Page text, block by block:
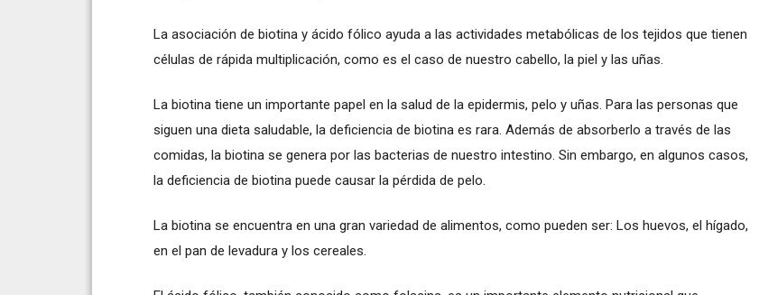
La asociación de biotina y ácido fólico ayuda a las actividades metabólicas de los tejidos que tienen
células de rápida multiplicación, como es el caso de nuestro cabello, la piel y las uñas.
La biotina tiene un importante papel en la salud de la epidermis, pelo y uñas. Para las personas que
siguen una dieta saludable, la deficiencia de biotina es rara. Además de absorberlo a través de las
comidas, la biotina se genera por las bacterias de nuestro intestino. Sin embargo, en algunos casos,
la deficiencia de biotina puede causar la pérdida de pelo.
La biotina se encuentra en una gran variedad de alimentos, como pueden ser: Los huevos, el hígado,
en el pan de levadura y los cereales.